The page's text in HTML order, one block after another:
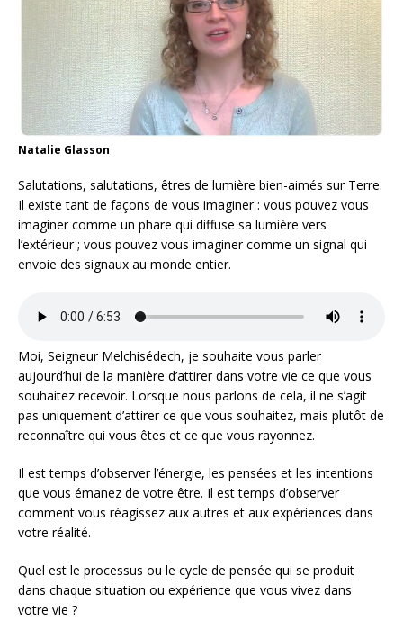
Natalie Glasson
Salutations, salutations, êtres de lumière bien-aimés sur Terre.
Il existe tant de façons de vous imaginer : vous pouvez vous
imaginer comme un phare qui diffuse sa lumière vers
l’extérieur ; vous pouvez vous imaginer comme un signal qui
envoie des signaux au monde entier.
Moi, Seigneur Melchisédech, je souhaite vous parler
aujourd’hui de la manière d’attirer dans votre vie ce que vous
souhaitez recevoir. Lorsque nous parlons de cela, il ne s’agit
pas uniquement d’attirer ce que vous souhaitez, mais plutôt de
reconnaître qui vous êtes et ce que vous rayonnez.
Il est temps d’observer l’énergie, les pensées et les intentions
que vous émanez de votre être. Il est temps d’observer
comment vous réagissez aux autres et aux expériences dans
votre réalité.
Quel est le processus ou le cycle de pensée qui se produit
dans chaque situation ou expérience que vous vivez dans
votre vie ?